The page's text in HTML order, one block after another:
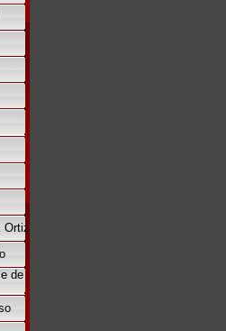
Ortiz
de